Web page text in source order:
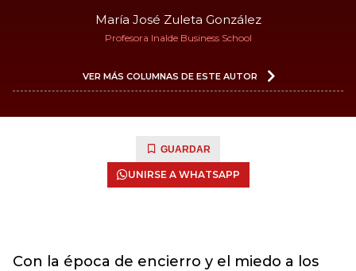
María José Zuleta González
Profesora Inalde Business School
VER MÁS COLUMNAS DE ESTE AUTOR
GUARDAR
UNIRSE A WHATSAPP
Con la época de encierro y el miedo a los